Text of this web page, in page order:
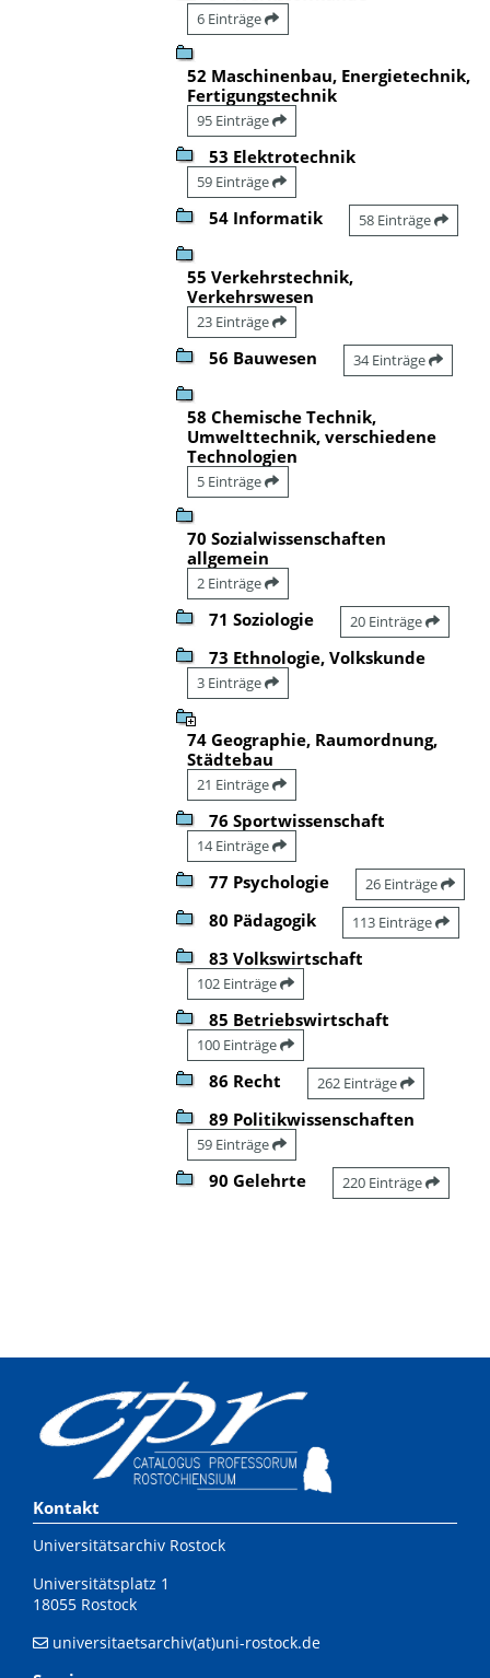
6 Einträge
52 Maschinenbau, Energietechnik,
Fertigungstechnik
95 Einträge
53 Elektrotechnik
59 Einträge
54 Informatik 58 Einträge
55 Verkehrstechnik,
Verkehrswesen
23 Einträge
56 Bauwesen 34 Einträge
58 Chemische Technik,
Umwelttechnik, verschiedene
Technologien
5 Einträge
70 Sozialwissenschaften
allgemein
2 Einträge
71 Soziologie 20 Einträge
73 Ethnologie, Volkskunde
3 Einträge
74 Geographie, Raumordnung,
Städtebau
21 Einträge
76 Sportwissenschaft
14 Einträge
77 Psychologie 26 Einträge
80 Pädagogik 113 Einträge
83 Volkswirtschaft
102 Einträge
85 Betriebswirtschaft
100 Einträge
86 Recht 262 Einträge
89 Politikwissenschaften
59 Einträge
90 Gelehrte 220 Einträge
Kontakt
Universitätsarchiv Rostock
Universitätsplatz 1
18055 Rostock
universitaetsarchiv(at)uni-rostock.de